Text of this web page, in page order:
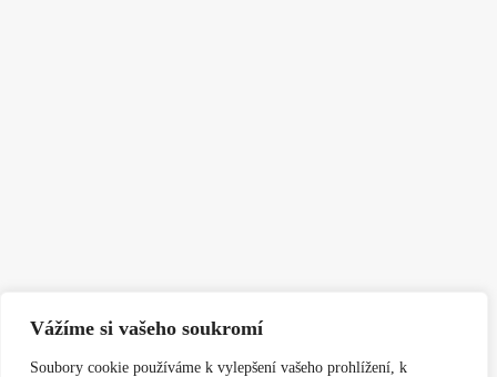
Vážíme si vašeho soukromí
Soubory cookie používáme k vylepšení vašeho prohlížení, k